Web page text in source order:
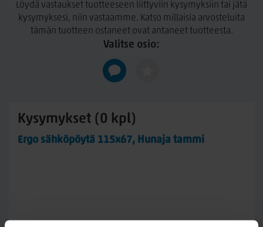
Löydä vastaukset tuotteeseen liittyviin kysymyksiin tai jätä
kysymyksesi, niin vastaamme. Katso millaisia arvosteluita
tämän tuotteen ostaneet ovat antaneet tuotteesta.
Valitse osio:
Kysymykset (0 kpl)
Ergo sähköpöytä 115x67, Hunaja tammi